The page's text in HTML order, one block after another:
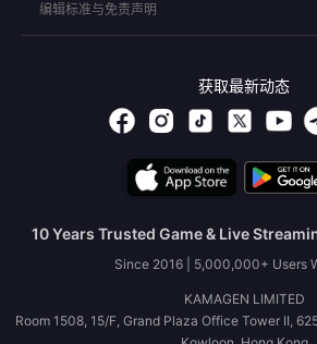
编辑标准与免责声明
获取最新动态
10 Years Trusted Game & Live
Since 2016 | 5,000,000+ Users
KAMAGEN LIMITED
Room 1508, 15/F, Grand Plaza Office Tower II,